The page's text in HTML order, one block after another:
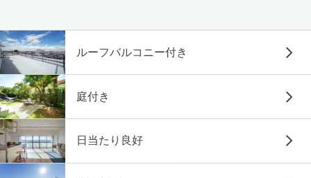
ルーフバルコニー付き
庭付き
日当たり良好